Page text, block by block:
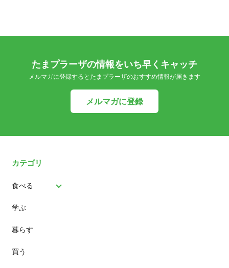
たまプラーザの情報をいち早くキャッチ
メルマガに登録するとたまプラーザのおすすめ情報が届きます
メルマガに登録
カテゴリ
食べる
パン
スイーツ
ランチ
学ぶ
暮らす
買う